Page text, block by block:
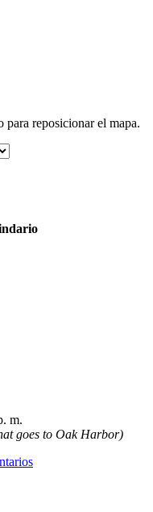
para reposicionar el mapa.
m.
goes to Oak Harbor)